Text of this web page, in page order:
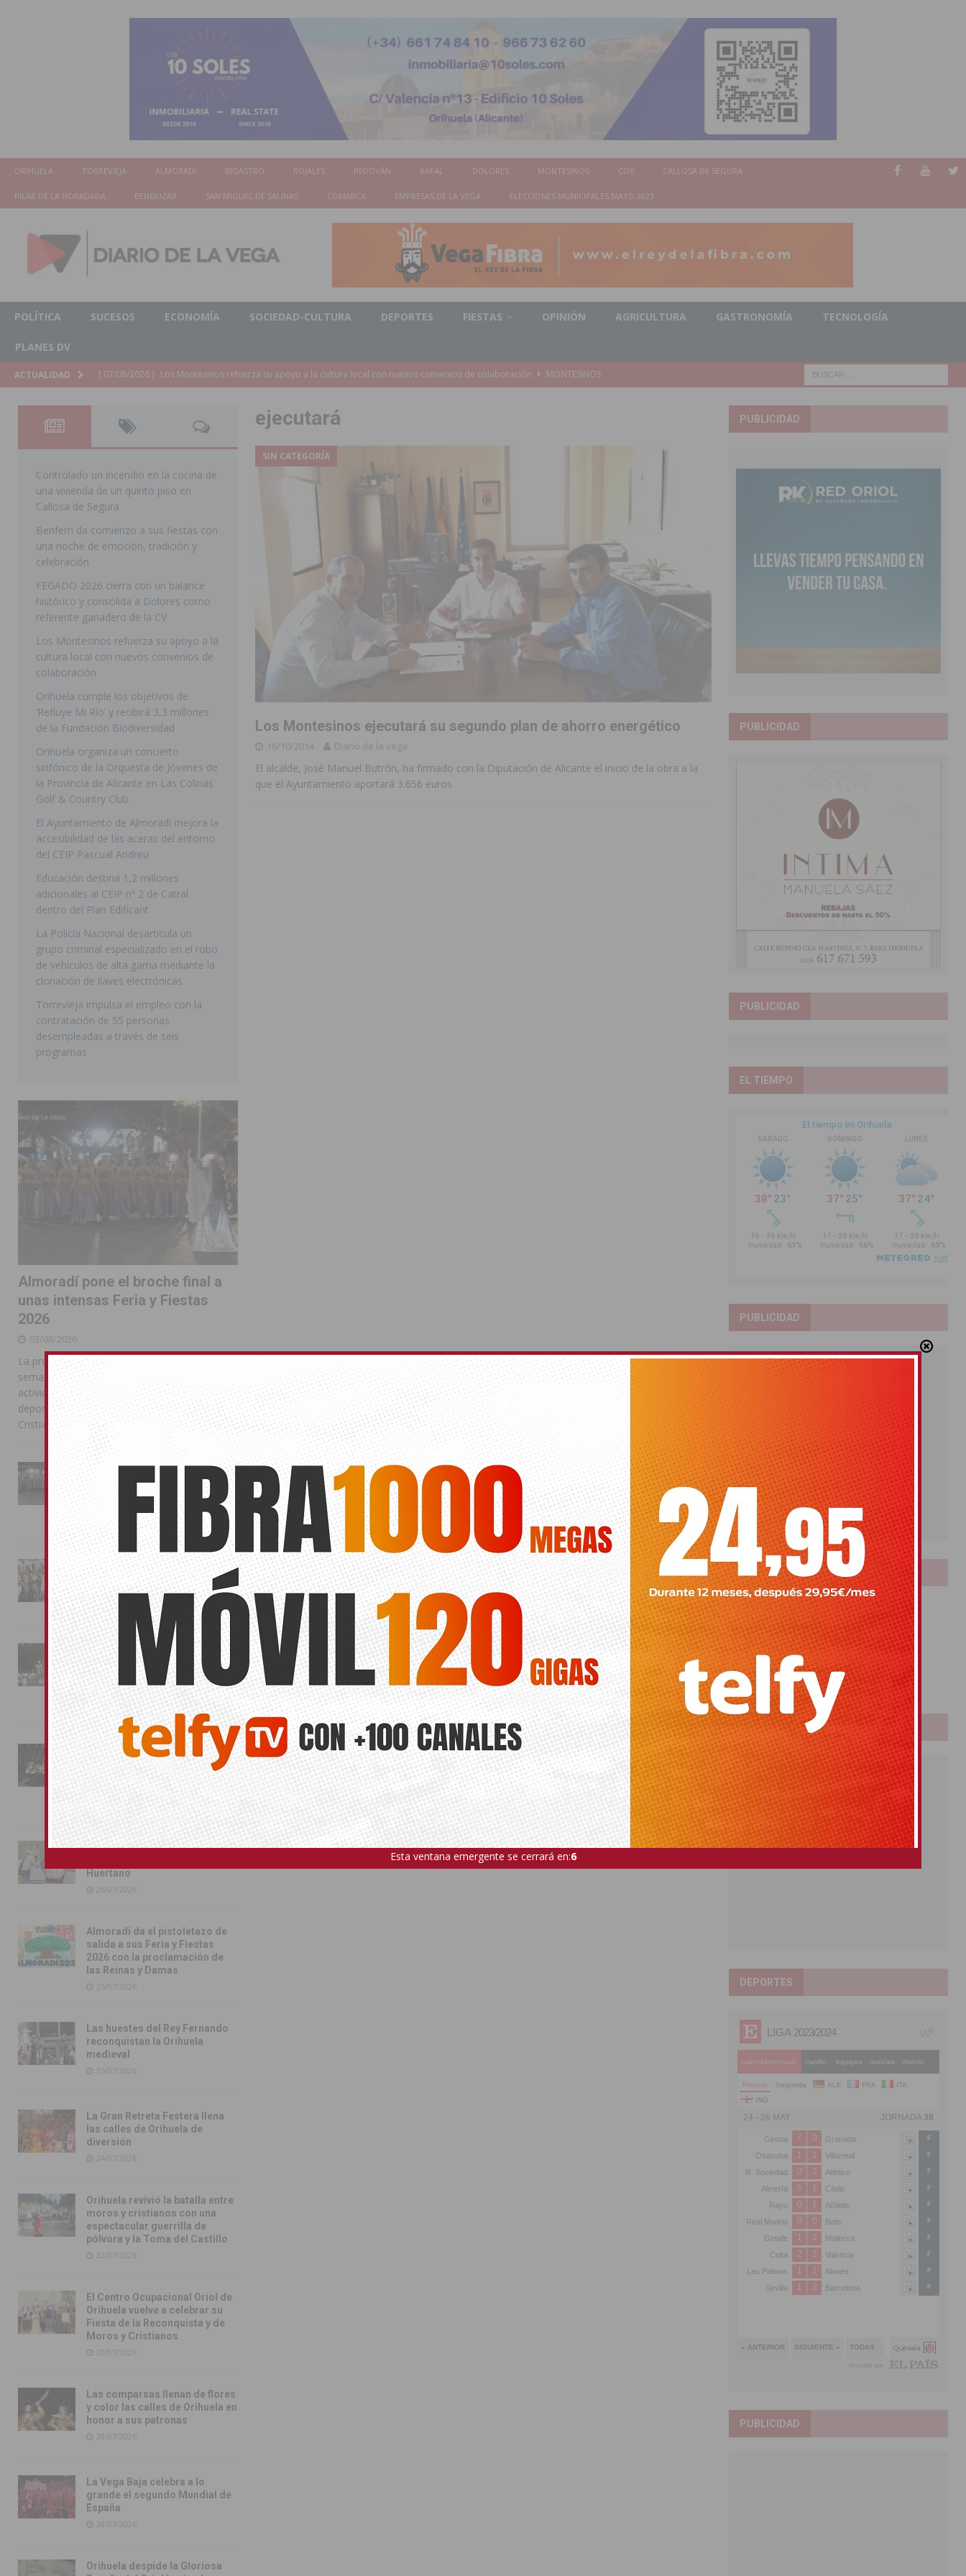
ORIHUELA TORREVIEJA ALMORADÍ BIGASTRO ROJALES REDOVÁN RAFAL DOLORES MONTESINOS COX CALLOSA DE SEGURA
PILAR DE LA HORADADA BENEJUZAR SAN MIGUEL DE SALINAS COMARCA EMPRESAS DE LA VEGA ELECCIONES MUNICIPALES MAYO 2023
POLÍTICA SUCESOS ECONOMÍA SOCIEDAD-CULTURA DEPORTES FIESTAS OPINIÓN AGRICULTURA GASTRONOMÍA TECNOLOGÍA
PLANES DV
ACTUALIDAD [ 07/08/2026 ] Orihuela cumple los objetivos de ‘Refluye Mi Río’ y recibirá 3,3 millones de la Fundación Biodiversidad
[ 07/08/2026 ]
Orihuela organiza un concierto sinfónico de la Orquesta de Jóvenes de la Provincia de Alicante en Las Colinas
Golf & Country Club
ORIHUELA
[ 07/08/2026 ] El Ayuntamiento de Almoradí mejora la accesibilidad de las aceras del entorno del CEIP Pascual Andreu
ALMORADÍ
[ 07/08/2026 ] La Policía Nacional desarticula un grupo criminal especializado en el robo de vehículos de alta gama mediante la
Torrevieja impulsa el empleo con la contratación de 55 personas desempleadas a través de seis programas
TORREVIEJA
[ 07/08/2026 ]
Raiguero de Bonanza alerta del riesgo de incendios e inundaciones por el estado de sus barrancos
[ 07/08/2026 ] La Generalitat impulsa el desdoblamiento de la CV-95, clave para Torrevieja
[ 07/08/2026 ] Benferri ya se prepara para dar comienzo a sus Fiestas 2026
Bigastro se viste de gala para la coronación de la Corte 2026
[ 07/08/2026 ] Rojales clausura con éxito las Fiestas de las Urbanizaciones de Ciudad Quesada 2026
ROJALES
[ 08/08/2026 ] Controlado un incendio en la cocina de una vivienda de un quinto piso en Callosa de Segura
[ 08/08/2026 ] Benferri da comienzo a sus fiestas con una noche de emoción, tradición y celebración
[ 07/08/2026 ]
ejecutará
SIN CATEGORÍA
Los Montesinos ejecutará su segundo plan de ahorro energético
16/10/2014 Diario de la vega
El alcalde, José Manuel Butrón, ha firmado con la Diputación de Alicante el inicio de la obra a la
que el Ayuntamiento aportará 3.656 euros
Controlado un incendio en la cocina de
una vivienda de un quinto piso en
Callosa de Segura
Benferri da comienzo a sus fiestas con
una noche de emoción, tradición y
celebración
FEGADO 2026 cierra con un balance
histórico y consolida a Dolores como
referente ganadero de la CV
Los Montesinos refuerza su apoyo a la
cultura local con nuevos convenios de
colaboración
Orihuela cumple los objetivos de
‘Refluye Mi Río’ y recibirá 3,3 millones
de la Fundación Biodiversidad
Orihuela organiza un concierto
sinfónico de la Orquesta de Jóvenes de
la Provincia de Alicante en Las Colinas
Golf & Country Club
El Ayuntamiento de Almoradí mejora la
accesibilidad de las aceras del entorno
del CEIP Pascual Andreu
Educación destina 1,2 millones
adicionales al CEIP nº 2 de Catral
dentro del Plan Edificant
La Policía Nacional desarticula un
grupo criminal especializado en el robo
de vehículos de alta gama mediante la
clonación de llaves electrónicas
Torrevieja impulsa el empleo con la
contratación de 55 personas
desempleadas a través de seis
programas
Almoradí pone el broche final a
unas intensas Feria y Fiestas
2026
03/08/2026
La programación reunió durante más de una
semana actos institucionales, conciertos,
actividades familiares, competiciones
deportivas y las celebraciones de Moros y
Cristianos
La Entrada Cristiana llena de
esplendor las calles de
Almoradí en una multitudinaria
jornada festera
02/08/2026
La magia de la Entrada Mora
conquista las calles de
Almoradí
01/08/2026
La fiesta se adueña de
Almoradí con la presentación
de los cargos festeros y la
toma del castillo
31/07/2026
Pilar de la Horadada
conmemora con emoción el
40º aniversario de su
independencia como municipio
31/07/2026
Almoradí presume de raíces
Huertano
26/07/2026
Almoradí da el pistoletazo de
salida a sus Feria y Fiestas
2026 con la proclamación de
las Reinas y Damas
25/07/2026
Las huestes del Rey Fernando
reconquistan la Orihuela
medieval
25/07/2026
La Gran Retreta Festera llena
las calles de Orihuela de
diversión
24/07/2026
Orihuela revivió la batalla entre
moros y cristianos con una
espectacular guerrilla de
pólvora y la Toma del Castillo
22/07/2026
El Centro Ocupacional Oriol de
Orihuela vuelve a celebrar su
Fiesta de la Reconquista y de
Moros y Cristianos
20/07/2026
Las comparsas llenan de flores
y color las calles de Orihuela en
honor a sus patronas
20/07/2026
La Vega Baja celebra a lo
grande el segundo Mundial de
España
20/07/2026
Orihuela despide la Gloriosa
PUBLICIDAD
PUBLICIDAD
PUBLICIDAD
EL TIEMPO
PUBLICIDAD
LOTERIAS
Bonoloto
Primitiva
El Gordo
Euromillones
Loteria
Once
PUBLICIDAD
DEPORTES
PUBLICIDAD
Esta ventana emergente se cerrará en:5